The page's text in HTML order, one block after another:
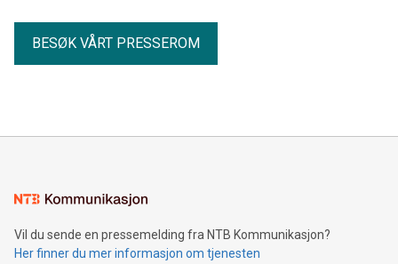
BESØK VÅRT PRESSEROM
Vil du sende en pressemelding fra NTB Kommunikasjon?
Her finner du mer informasjon om tjenesten